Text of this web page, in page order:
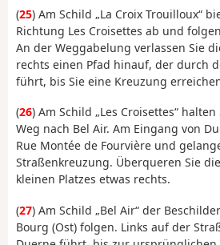
(25) Am Schild „La Croix Trouilloux“
Richtung Les Croisettes ab und
An der Weggabelung verlassen Sie
rechts einen Pfad hinauf, der durch
führt, bis Sie eine Kreuzung
(26) Am Schild „Les Croisettes“
Weg nach Bel Air. Am Eingang von
Rue Montée de Fourvière und
Straßenkreuzung. Überqueren Sie
kleinen Platzes etwas rechts.
(27) Am Schild „Bel Air“ der
Bourg (Ost) folgen. Links auf der